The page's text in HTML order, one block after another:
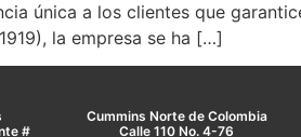
única a los clientes que
la empresa se ha […]
#
Cummins Norte de Colombia
Calle 110 No. 4-76